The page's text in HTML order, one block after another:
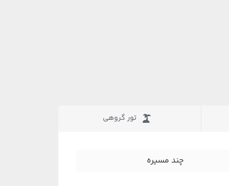
تور گروهی
چند مسیره